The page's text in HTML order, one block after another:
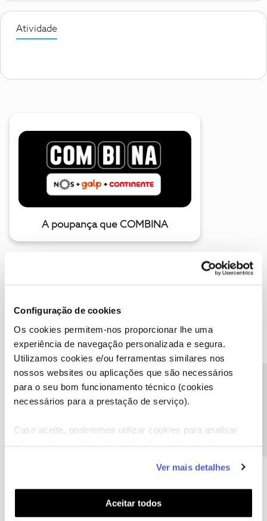
Configuração de cookies
Os cookies permitem-nos proporcionar lhe uma
experiência de navegação personalizada e segura.
Utilizamos cookies e/ou ferramentas similares nos
nossos websites ou aplicações que são necessários
para o seu bom funcionamento técnico (cookies
necessários para a prestação de serviço).
Caso aceite, poderemos utilizar cookies para analisar
funcionalidades (cookies de personalização e
funcionalidade) e adaptar anúncios aos seus interesses
(cookies de publicidade personalizada). Pode gerir a
utilização dos cookies clicando em "Configurar
Ver mais detalhes
Aceitar todos
Atividade
A poupança que COMBINA
Descubra as novidades de julho
Hall of Fame de julho